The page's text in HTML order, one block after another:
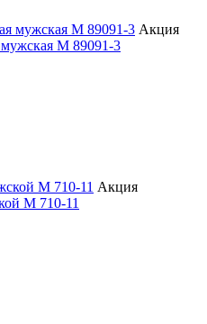
Акция
M 89091-3
Акция
M 710-11